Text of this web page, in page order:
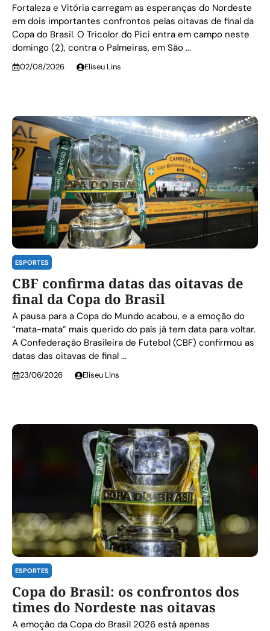
Fortaleza e Vitória carregam as esperanças do Nordeste
em dois importantes confrontos pelas oitavas de final da
Copa do Brasil. O Tricolor do Pici entra em campo neste
domingo (2), contra o Palmeiras, em São ...
02/08/2026 Eliseu Lins
ESPORTES
CBF confirma datas das oitavas de
final da Copa do Brasil
A pausa para a Copa do Mundo acabou, e a emoção do
“mata-mata” mais querido do país já tem data para voltar.
A Confederação Brasileira de Futebol (CBF) confirmou as
datas das oitavas de final ...
23/06/2026 Eliseu Lins
ESPORTES
Copa do Brasil: os confrontos dos
times do Nordeste nas oitavas
A emoção da Copa do Brasil 2026 está apenas